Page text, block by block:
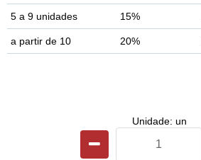
5 a 9 unidades 15%
a partir de 10 20%
Unidade: un